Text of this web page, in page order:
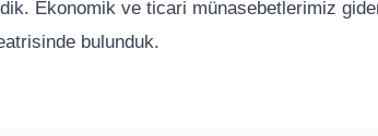
Ekonomik ve ticari münasebetlerimiz
bulunduk.